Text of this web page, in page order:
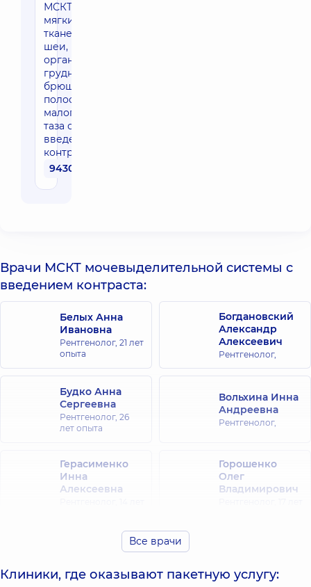
МСКТ
мягких
тканей
шеи,
органов
грудной,
брюшной
полости и
малого
таза с
введением
контраста
9430 грн
Врачи МСКТ мочевыделительной системы с
введением контраста:
Белых Анна
Ивановна
Рентгенолог, 21 лет
опыта
Богдановский
Александр
Алексеевич
Рентгенолог,
Будко Анна
Сергеевна
Рентгенолог, 26
лет опыта
Вольхина Инна
Андреевна
Рентгенолог,
Герасименко
Инна
Алексеевна
Горошенко
Олег
Владимирович
Анатольевна
Юрьевна
Рентгенолог,
Все врачи
Клиники, где оказывают пакетную услугу: